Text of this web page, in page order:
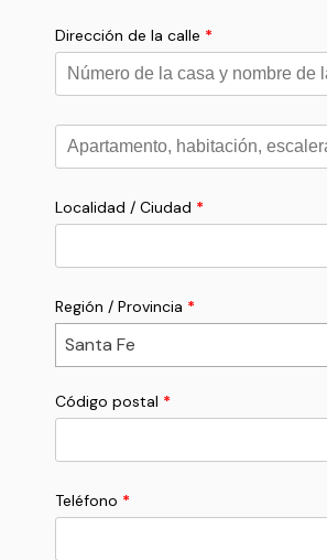
Dirección de la calle *
Apartamento,
habitación,
escalera,
Localidad / Ciudad *
Región / Provincia *
Santa Fe
Código postal *
Teléfono *